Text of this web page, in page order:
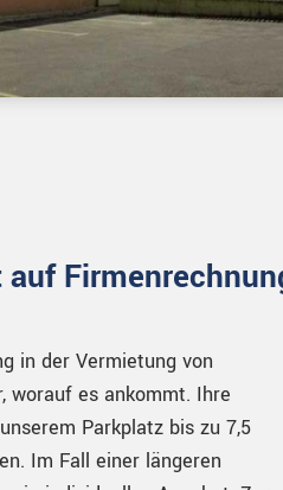
in der Vermietung von
worauf es ankommt. Ihre
Parkplatz bis zu 7,5
Im Fall einer längeren